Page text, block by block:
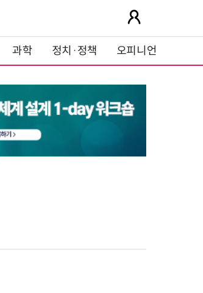
과학 정치·정책 오피니언